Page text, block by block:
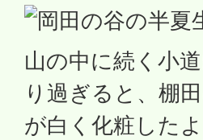
山の中に続く小
り過ぎると、棚
が白く化粧した